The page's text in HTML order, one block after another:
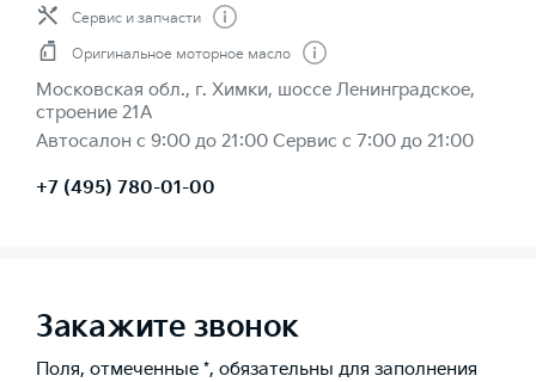
Сервис и запчасти
Оригинальное моторное масло
Московская обл., г. Химки, шоссе Ленинградское,
строение 21А
Автосалон с 9:00 до 21:00 Сервис с 7:00 до 21:00
+7 (495) 780-01-00
Закажите звонок
Поля, отмеченные *, обязательны для заполнения